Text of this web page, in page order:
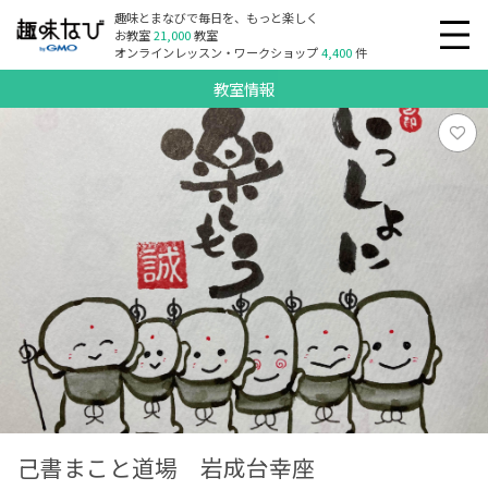
趣味とまなびで毎日を、もっと楽しく
お教室21,000教室
オンラインレッスン・ワークショップ4,400件
教室情報
己書まこと道場 岩成台幸座